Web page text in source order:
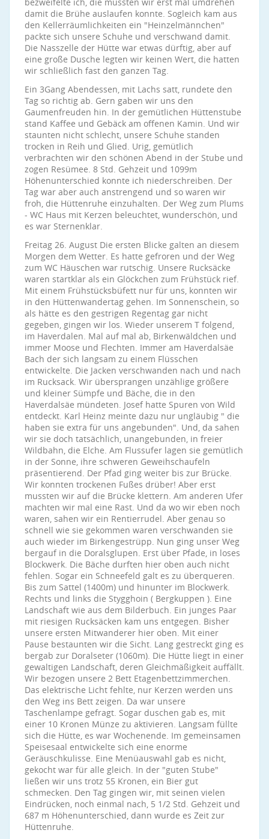
damit die Brühe auslaufen konnte. Sogleich kam aus
den Kellerräumlichkeiten ein "Heinzelmännchen"
packte sich unsere Schuhe und verschwand damit.
Die Nasszelle der Hütte war etwas dürftig, aber auf
eine große Dusche legten wir keinen Wert, die hatten
wir schließlich fast den ganzen Tag.
Ein 3Gang Abendessen, mit Lachs satt, rundete den
Tag so richtig ab. Gern gaben wir uns den
Gaumenfreuden hin. In der gemütlichen Hüttenstube
stand Kaffee und Gebäck am offenen Kamin. Und wir
staunten nicht schlecht, unsere Schuhe standen
trocken in Reih und Glied. Urig, gemütlich
verbrachten wir den schönen Abend in der Stube und
zogen Resümee. 8 Std. Gehzeit und 1099m
Höhenunterschied konnte ich niederschreiben. Der
Tag war aber auch anstrengend und so waren wir
froh, die Hüttenruhe einzuhalten. Der Weg zum Plums
- WC Haus mit Kerzen beleuchtet, wunderschön, und
es war Sternenklar.
Freitag 26. August Die ersten Blicke galten an diesem
Morgen dem Wetter. Es hatte gefroren und der Weg
zum WC Häuschen war rutschig. Unsere Rucksäcke
waren startklar als ein Glöckchen zum Frühstück rief.
Mit einem Frühstücksbüfett nur für uns, konnten wir
in den Hüttenwandertag gehen. Im Sonnenschein, so
als hätte es den gestrigen Regentag gar nicht
gegeben, gingen wir los. Wieder unserem T folgend,
im Haverdalen. Mal auf mal ab, Birkenwäldchen und
immer Moose und Flechten. Immer am Haverdalsäe
Bach der sich langsam zu einem Flüsschen
entwickelte. Die Jacken verschwanden nach und nach
im Rucksack. Wir übersprangen unzählige größere
und kleiner Sümpfe und Bäche, die in den
Haverdalsäe mündeten. Josef hatte Spuren von Wild
entdeckt. Karl Heinz meinte dazu nur ungläubig " die
haben sie extra für uns angebunden". Und, da sahen
wir sie doch tatsächlich, unangebunden, in freier
Wildbahn, die Elche. Am Flussufer lagen sie gemütlich
in der Sonne, ihre schweren Geweihschaufeln
präsentierend. Der Pfad ging weiter bis zur Brücke.
Wir konnten trockenen Fußes drüber! Aber erst
mussten wir auf die Brücke klettern. Am anderen Ufer
machten wir mal eine Rast. Und da wo wir eben noch
waren, sahen wir ein Rentierrudel. Aber genau so
schnell wie sie gekommen waren verschwanden sie
auch wieder im Birkengestrüpp. Nun ging unser Weg
bergauf in die Doralsglupen. Erst über Pfade, in loses
Blockwerk. Die Bäche durften hier oben auch nicht
fehlen. Sogar ein Schneefeld galt es zu überqueren.
Bis zum Sattel (1400m) und hinunter im Blockwerk.
Rechts und links die Stygghoin ( Bergkuppen ). Eine
Landschaft wie aus dem Bilderbuch. Ein junges Paar
mit riesigen Rucksäcken kam uns entgegen. Bisher
unsere ersten Mitwanderer hier oben. Mit einer
Pause bestaunten wir die Sicht. Lang gestreckt ging es
bergab zur Doralseter (1060m). Die Hütte liegt in einer
gewaltigen Landschaft, deren Gleichmäßigkeit auffällt.
Wir bezogen unsere 2 Bett Etagenbettzimmerchen.
Das elektrische Licht fehlte, nur Kerzen werden uns
den Weg ins Bett zeigen. Da war unsere
Taschenlampe gefragt. Sogar duschen gab es, mit
einer 10 Kronen Münze zu aktivieren. Langsam füllte
sich die Hütte, es war Wochenende. Im gemeinsamen
Speisesaal entwickelte sich eine enorme
Geräuschkulisse. Eine Menüauswahl gab es nicht,
gekocht war für alle gleich. In der "guten Stube"
ließen wir uns trotz 55 Kronen, ein Bier gut
schmecken. Den Tag gingen wir, mit seinen vielen
Eindrücken, noch einmal nach, 5 1/2 Std. Gehzeit und
687 m Höhenunterschied, dann wurde es Zeit zur
Hüttenruhe.